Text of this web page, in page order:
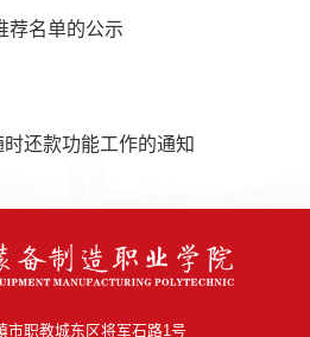
荐名单的公示
还款功能工作的通知
市职教城东区将军石路1号